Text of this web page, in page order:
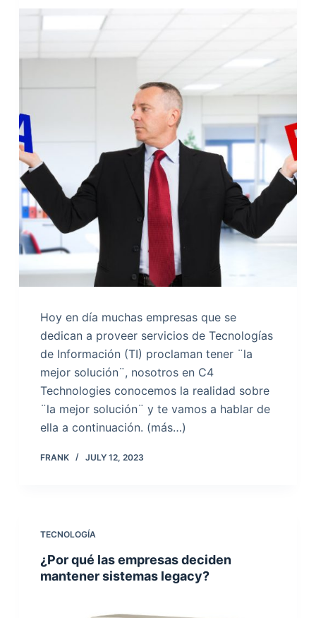
Hoy en día muchas empresas que se
dedican a proveer servicios de Tecnologías
de Información (TI) proclaman tener ¨la
mejor solución¨, nosotros en C4
Technologies conocemos la realidad sobre
¨la mejor solución¨ y te vamos a hablar de
ella a continuación. (más…)
FRANK JULY 12, 2023
TECNOLOGÍA
¿Por qué las empresas deciden
mantener sistemas legacy?